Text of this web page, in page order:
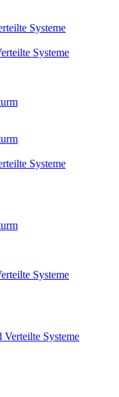
Systeme
Systeme
Systeme
Systeme
Verteilte Systeme